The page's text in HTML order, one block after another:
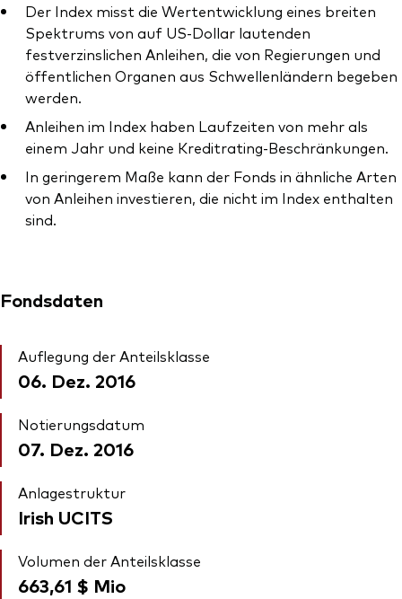
Der Index misst die Wertentwicklung eines breiten
Spektrums von auf US-Dollar lautenden
festverzinslichen Anleihen, die von Regierungen und
öffentlichen Organen aus Schwellenländern begeben
werden.
Anleihen im Index haben Laufzeiten von mehr als
einem Jahr und keine Kreditrating-Beschränkungen.
In geringerem Maße kann der Fonds in ähnliche Arten
von Anleihen investieren, die nicht im Index enthalten
sind.
Fondsdaten
Auflegung der Anteilsklasse
06. Dez. 2016
Notierungsdatum
07. Dez. 2016
Anlagestruktur
Irish UCITS
Volumen der Anteilsklasse
663,61 $ Mio